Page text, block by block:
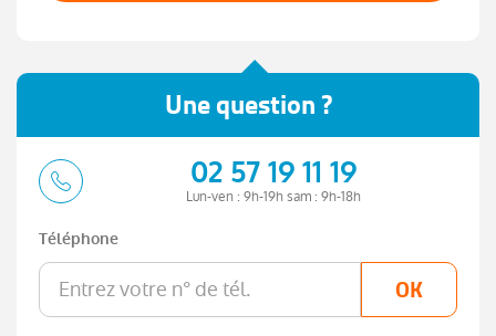
Une question ?
02 57 19 11 19
Lun-ven : 9h-19h sam : 9h-18h
Téléphone
OK